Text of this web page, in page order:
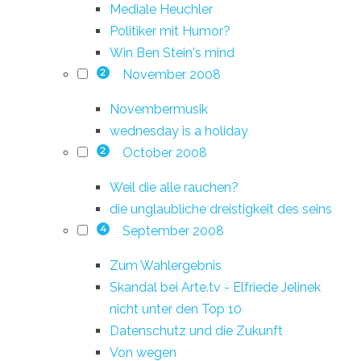
Mediale Heuchler
Politiker mit Humor?
Win Ben Stein's mind
2 November 2008
Novembermusik
wednesday is a holiday
2 October 2008
Weil die alle rauchen?
die unglaubliche dreistigkeit des seins
4 September 2008
Zum Wahlergebnis
Skandal bei Arte.tv - Elfriede Jelinek
nicht unter den Top 10
Datenschutz und die Zukunft
Von wegen